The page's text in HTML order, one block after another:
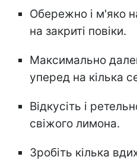
Обережно і м'яко
на закриті повіки.
Максимально
уперед на кілька
Відкусіть і
свіжого лимона.
Зробіть кілька